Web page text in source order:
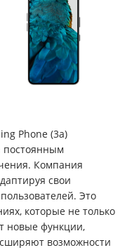
Phone (3a)
постоянным
Компания
свои
Это
которые не только
новые функции,
возможности